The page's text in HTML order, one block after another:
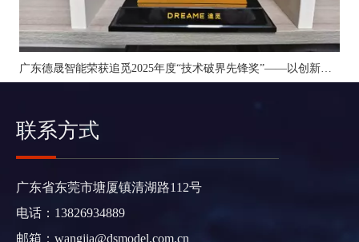
广东德晟智能荣获追觅2025年度“技术破界先锋奖”——以创新舵机方案赋能智能清洁新生态​
联系方式
广东省东莞市塘厦镇清湖路112号
电话：13826934889
邮箱： wangjia@dsmodel.com.cn